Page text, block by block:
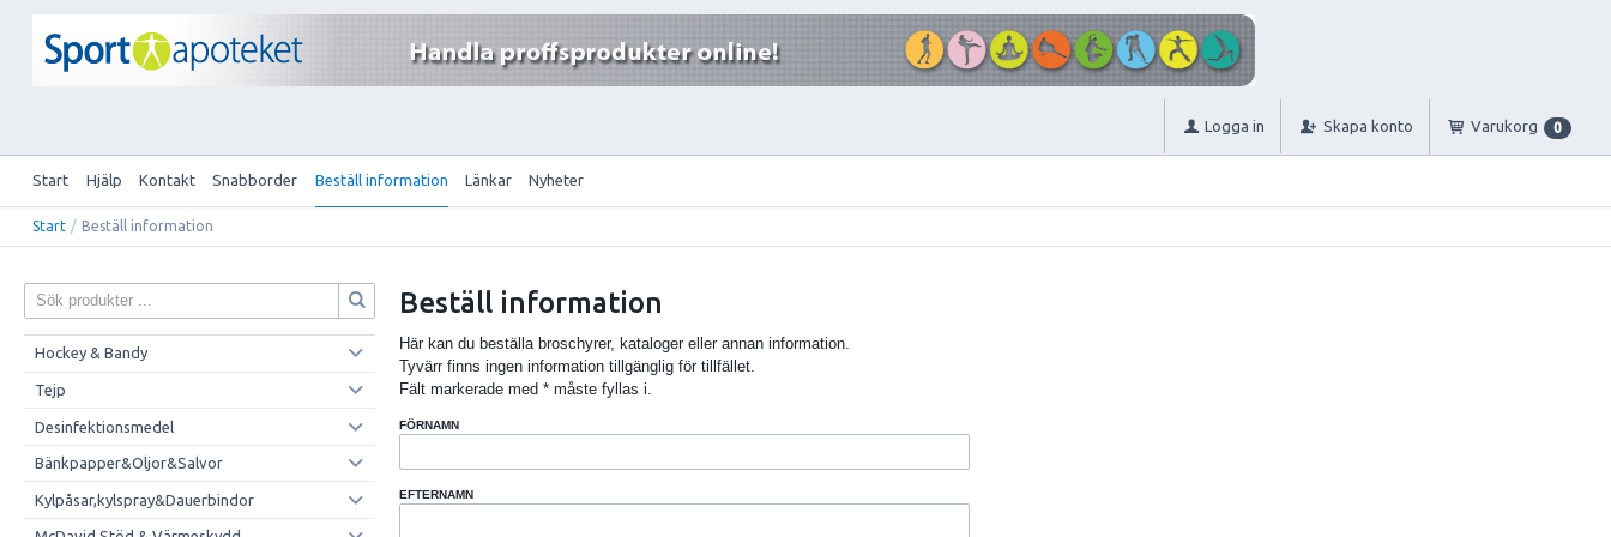
Logga in Skapa konto Varukorg 0
Start Hjälp Kontakt Snabborder Beställ information Länkar Nyheter
Start / Beställ information
Hockey & Bandy
Tejp
Desinfektionsmedel
Bänkpapper&Oljor&Salvor
Kylpåsar,kylspray&Dauerbindor
Beställ information
Här kan du beställa broschyrer, kataloger eller annan information.
Tyvärr finns ingen information tillgänglig för tillfället.
Fält markerade med * måste fyllas i.
FÖRNAMN
EFTERNAMN